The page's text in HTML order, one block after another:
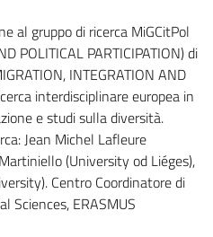
al gruppo di ricerca MiGCitPol
POLITICAL PARTICIPATION) di
INTEGRATION AND
interdisciplinare europea in
e studi sulla diversità.
Jean Michel Lafleure
(University od Liéges),
Centro Coordinatore di
Sciences, ERASMUS